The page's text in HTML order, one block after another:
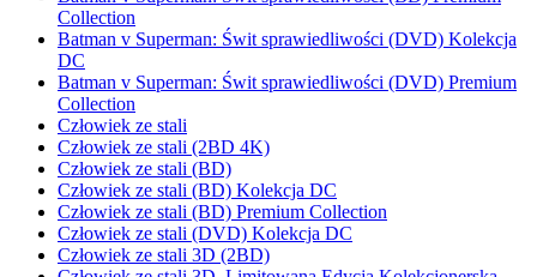
Collection
Batman v Superman: Świt sprawiedliwości (DVD) Kolekcja
DC
Batman v Superman: Świt sprawiedliwości (DVD) Premium
Collection
Człowiek ze stali
Człowiek ze stali (2BD 4K)
Człowiek ze stali (BD)
Człowiek ze stali (BD) Kolekcja DC
Człowiek ze stali (BD) Premium Collection
Człowiek ze stali (DVD) Kolekcja DC
Człowiek ze stali 3D (2BD)